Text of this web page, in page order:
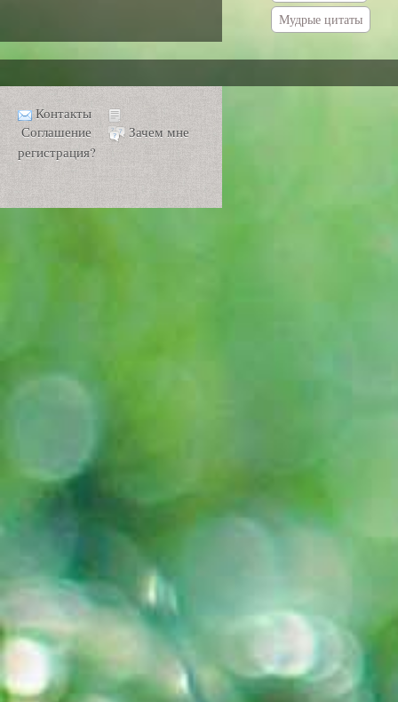
Мудрые цитаты
Контакты
Соглашение
Зачем мне
регистрация?